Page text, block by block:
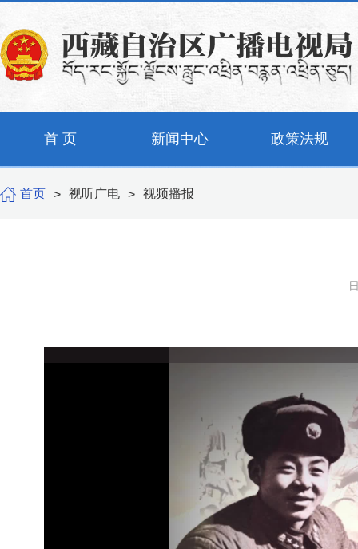
首 页 新闻中心 政策法规
首页 > 视听广电 > 视频播报